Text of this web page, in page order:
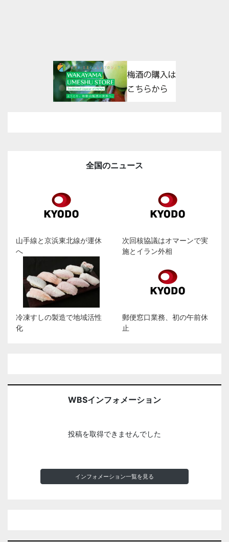
全国のニュース
山手線と京浜東北線が運休
へ
次回核協議はオマーンで実
施とイラン外相
冷凍すしの製造で地域活性
化
郵便窓口業務、初の午前休
止
WBSインフォメーション
投稿を取得できませんでした
インフォメーション一覧を見る